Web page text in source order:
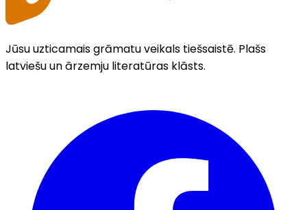
Jūsu uzticamais grāmatu veikals tiešsaistē. Plašs
latviešu un ārzemju literatūras klāsts.